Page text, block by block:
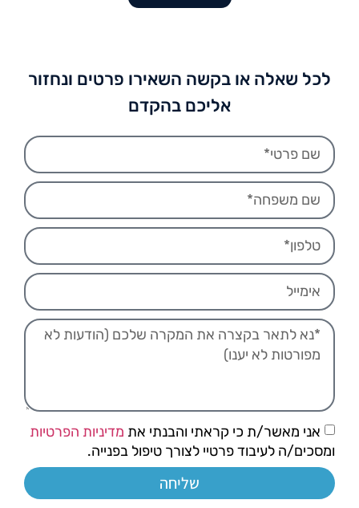
לכל שאלה או בקשה השאירו פרטים ונחזור
אליכם בהקדם
אני מאשר/ת כי קראתי והבנתי את מדיניות הפרטיות
ומסכים/ה לעיבוד פרטיי לצורך טיפול בפנייה.
שליחה